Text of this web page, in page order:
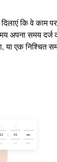
कि वे काम
अपना समय दर्ज
एक निश्चित